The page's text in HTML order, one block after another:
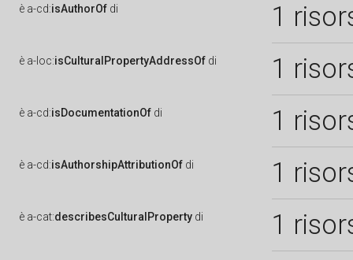
è a-cd:isAuthorOf di 1
è a-loc:isCulturalPropertyAddressOf di 1
è a-cd:isDocumentationOf di 1
è a-cd:isAuthorshipAttributionOf di 1
è a-cat:describesCulturalProperty di 1